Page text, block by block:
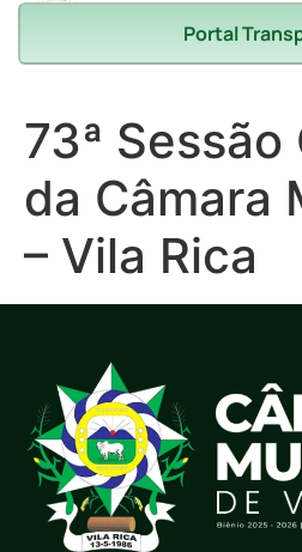
Portal
73ª Sessão
da Câmara
– Vila Rica